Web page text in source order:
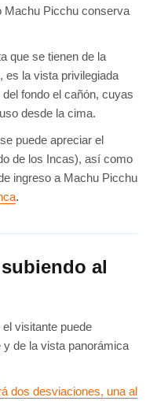
Machu Picchu conserva
que se tienen de la
es la vista privilegiada
fondo el cañón, cuyas
desde la cima.
puede apreciar el
de los Incas), así como
ingreso a Machu Picchu
.
al
visitante puede
de la vista panorámica
dos desviaciones, una al